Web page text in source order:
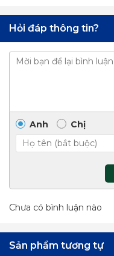
Hỏi đáp thông tin?
Anh Chị
Chưa có bình luận nào
Sản phẩm tương tự